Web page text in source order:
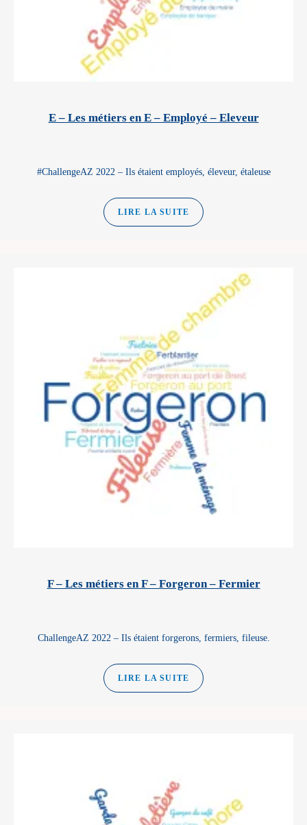
E – Les métiers en E – Employé – Eleveur
#ChallengeAZ 2022 – Ils étaient employés, éleveur, étaleuse
LIRE LA SUITE
F – Les métiers en F – Forgeron – Fermier
ChallengeAZ 2022 – Ils étaient forgerons, fermiers, fileuse.
LIRE LA SUITE